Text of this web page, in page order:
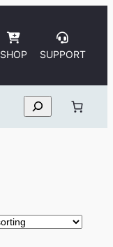
SHOP SUPPORT
Search